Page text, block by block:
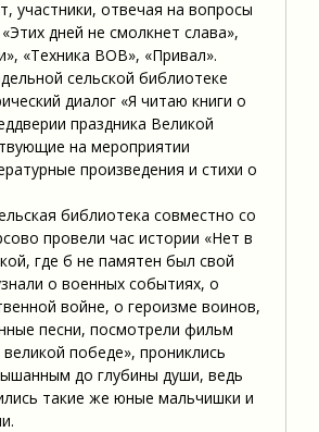
участники, отвечая на вопросы
дней не смолкнет слава»,
«Техника ВОВ», «Привал».
сельской библиотеке
диалог «Я читаю книги о
праздника Великой
на мероприятии
произведения и стихи о
библиотека совместно со
провели час истории «Нет в
где б не памятен был свой
о военных событиях, о
войне, о героизме воинов,
песни, посмотрели фильм
победе», прониклись
до глубины души, ведь
такие же юные мальчишки и